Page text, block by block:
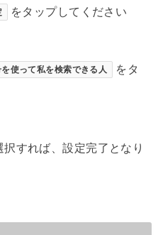
をタップしてください
使って私を検索できる人
をタ
すれば、設定完了となり